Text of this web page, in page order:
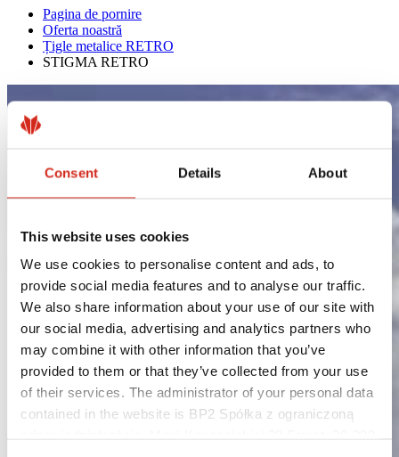
Consent Details About
This website uses cookies
We use cookies to personalise content and ads, to
provide social media features and to analyse our traffic.
We also share information about your use of our site with
our social media, advertising and analytics partners who
may combine it with other information that you’ve
provided to them or that they’ve collected from your use
of their services. The administrator of your personal data
contained in the website is BP2 Spółka z ograniczoną
Pagina de pornire
Oferta noastră
Țigle metalice RETRO
STIGMA RETRO